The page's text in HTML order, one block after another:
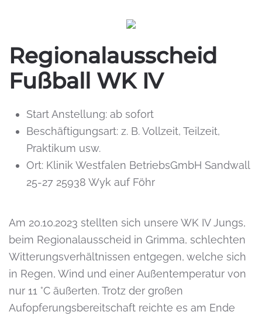
Regionalausscheid
Fußball WK IV
Start Anstellung: ab sofort
Beschäftigungsart: z. B. Vollzeit, Teilzeit,
Praktikum usw.
Ort: Klinik Westfalen BetriebsGmbH Sandwall
25-27 25938 Wyk auf Föhr
Am 20.10.2023 stellten sich unsere WK IV Jungs,
beim Regionalausscheid in Grimma, schlechten
Witterungsverhältnissen entgegen, welche sich
in Regen, Wind und einer Außentemperatur von
nur 11 °C äußerten. Trotz der großen
Aufopferungsbereitschaft reichte es am Ende